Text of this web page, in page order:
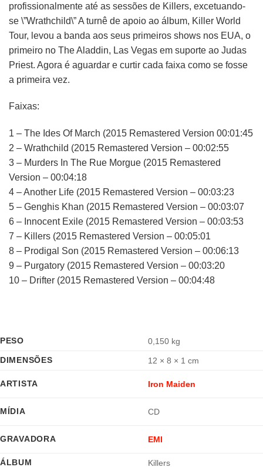
profissionalmente até as sessões de Killers, excetuando-
se \”Wrathchild\” A turnê de apoio ao álbum, Killer World
Tour, levou a banda aos seus primeiros shows nos EUA, o
primeiro no The Aladdin, Las Vegas em suporte ao Judas
Priest. Agora é aguardar e curtir cada faixa como se fosse
a primeira vez.
Faixas:
1 – The Ides Of March (2015 Remastered Version 00:01:45
2 – Wrathchild (2015 Remastered Version – 00:02:55
3 – Murders In The Rue Morgue (2015 Remastered
Version – 00:04:18
4 – Another Life (2015 Remastered Version – 00:03:23
5 – Genghis Khan (2015 Remastered Version – 00:03:07
6 – Innocent Exile (2015 Remastered Version – 00:03:53
7 – Killers (2015 Remastered Version – 00:05:01
8 – Prodigal Son (2015 Remastered Version – 00:06:13
9 – Purgatory (2015 Remastered Version – 00:03:20
10 – Drifter (2015 Remastered Version – 00:04:48
PESO
0,150 kg
DIMENSÕES
12 × 8 × 1 cm
ARTISTA Iron Maiden
MÍDIA CD
GRAVADORA EMI
ÁLBUM Killers